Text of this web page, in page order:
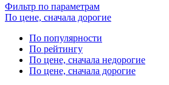
Фильтр по параметрам
По цене, сначала дорогие
По популярности
По рейтингу
По цене, сначала недорогие
По цене, сначала дорогие